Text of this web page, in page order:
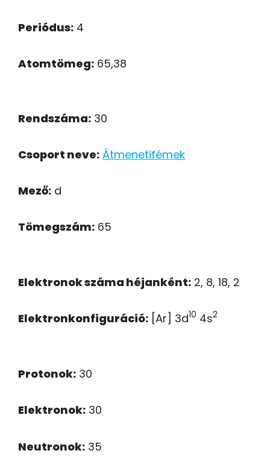
Periódus: 4
Atomtömeg: 65,38
Rendszáma: 30
Csoport neve: Átmenetifémek
Mező: d
Tömegszám: 65
Elektronok száma héjanként: 2, 8, 18, 2
Elektronkonfiguráció: [Ar] 3d10 4s2
Protonok: 30
Elektronok: 30
Neutronok: 35